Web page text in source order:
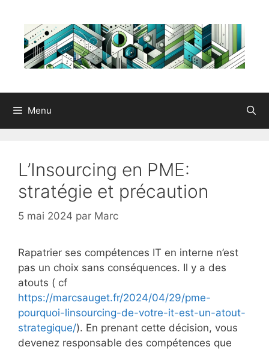
contenu
Menu
L’Insourcing en PME:
stratégie et précaution
5 mai 2024 par Marc
Rapatrier ses compétences IT en interne n’est
pas un choix sans conséquences. Il y a des
atouts ( cf
https://marcsauget.fr/2024/04/29/pme-
pourquoi-linsourcing-de-votre-it-est-un-atout-
strategique/). En prenant cette décision, vous
devenez responsable des compétences que